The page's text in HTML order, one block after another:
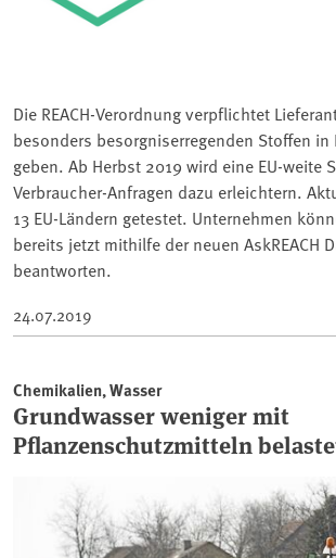
Die REACH-Verordnung verpflichtet
besonders besorgniserregenden Stoffen in
geben. Ab Herbst 2019 wird eine EU-weite
Verbraucher-Anfragen dazu erleichtern.
13 EU-Ländern getestet. Unternehmen
bereits jetzt mithilfe der neuen AskREACH
beantworten.
24.07.2019
Chemikalien, Wasser
Grundwasser weniger mit
Pflanzenschutzmitteln